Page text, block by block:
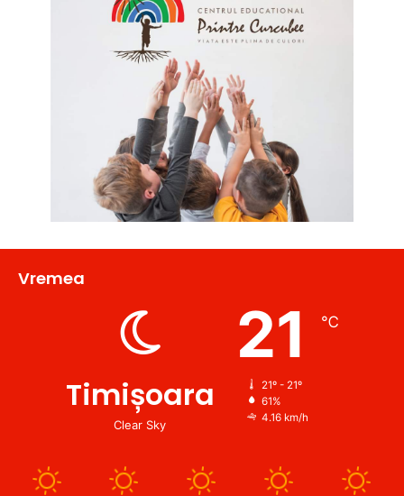
Vremea
Timișoara
Clear Sky
21 ℃
21º - 21º
61%
4.16 km/h